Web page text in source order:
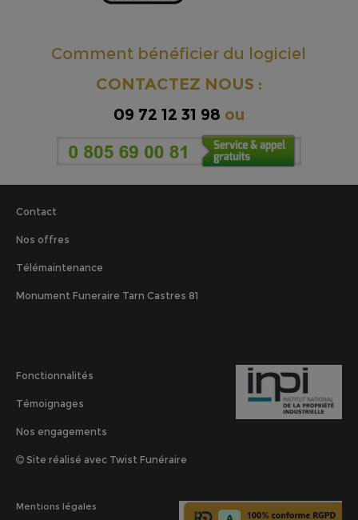
Comment bénéficier du logiciel
CONTACTEZ NOUS :
09 72 12 31 98 ou
Contact
Nos offres
Télémaintenance
Monument Funeraire Tarn Castres 81
Fonctionnalités
Témoignages
Nos engagements
Site réalisé avec Twist Funéraire
Mentions légales